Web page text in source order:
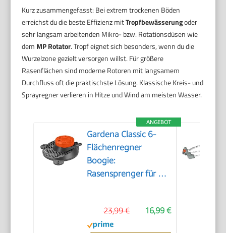
Kurz zusammengefasst: Bei extrem trockenen Böden
erreichst du die beste Effizienz mitTropfbewässerungoder
sehr langsam arbeitenden Mikro- bzw. Rotationsdüsen wie
dem MP Rotator. Tropf eignet sich besonders, wenn du die
Wurzelzone gezielt versorgen willst. Für größere
Rasenflächen sind moderne Rotoren mit langsamem
Durchfluss oft die praktischste Lösung. Klassische Kreis- und
Sprayregner verlieren in Hitze und Wind am meisten Wasser.
ANGEBOT
Gardena Classic 6-
Flächenregner
Boogie:
Rasensprenger für 6
Halbkreis, Quadrat,
Rechteck, Ellipse,
16,99 €
23,99 €